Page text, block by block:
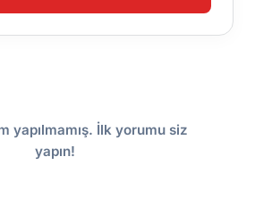
yapılmamış. İlk yorumu siz
yapın!